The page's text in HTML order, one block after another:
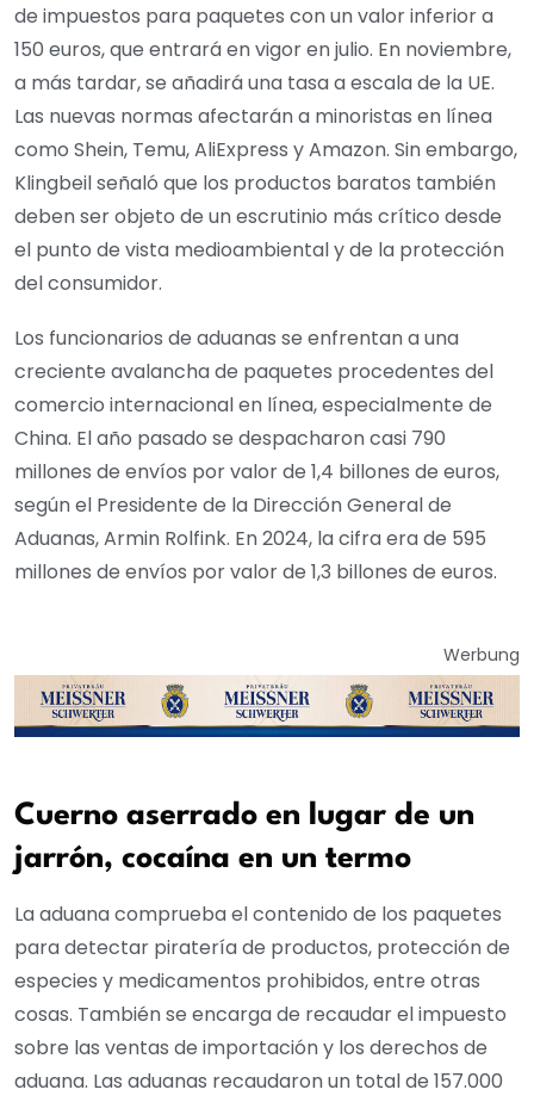
de impuestos para paquetes con un valor inferior a
150 euros, que entrará en vigor en julio. En noviembre,
a más tardar, se añadirá una tasa a escala de la UE.
Las nuevas normas afectarán a minoristas en línea
como Shein, Temu, AliExpress y Amazon. Sin embargo,
Klingbeil señaló que los productos baratos también
deben ser objeto de un escrutinio más crítico desde
el punto de vista medioambiental y de la protección
del consumidor.
Los funcionarios de aduanas se enfrentan a una
creciente avalancha de paquetes procedentes del
comercio internacional en línea, especialmente de
China. El año pasado se despacharon casi 790
millones de envíos por valor de 1,4 billones de euros,
según el Presidente de la Dirección General de
Aduanas, Armin Rolfink. En 2024, la cifra era de 595
millones de envíos por valor de 1,3 billones de euros.
Werbung
Cuerno aserrado en lugar de un
jarrón, cocaína en un termo
La aduana comprueba el contenido de los paquetes
para detectar piratería de productos, protección de
especies y medicamentos prohibidos, entre otras
cosas. También se encarga de recaudar el impuesto
sobre las ventas de importación y los derechos de
aduana. Las aduanas recaudaron un total de 157.000